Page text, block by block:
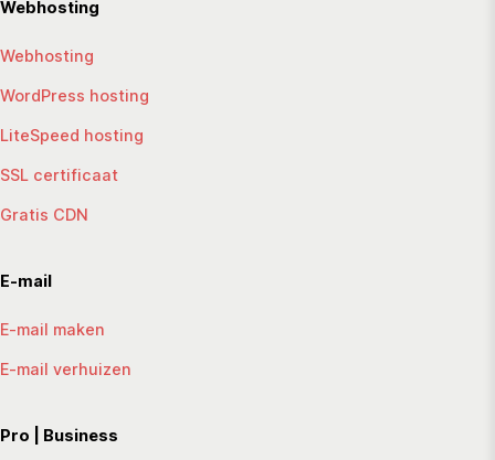
Webhosting
Webhosting
WordPress hosting
LiteSpeed hosting
SSL certificaat
Gratis CDN
E-mail
E-mail maken
E-mail verhuizen
Pro | Business